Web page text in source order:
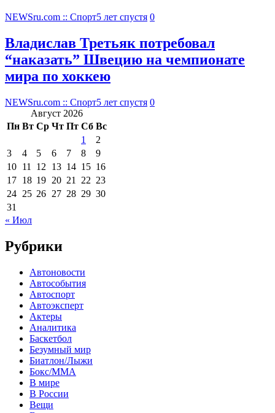
NEWSru.com :: Спорт5 лет спустя 0
Владислав Третьяк потребовал
“наказать” Швецию на чемпионате
мира по хоккею
NEWSru.com :: Спорт5 лет спустя 0
Август 2026
Пн Вт Ср Чт Пт Сб Вс
1
2
3
4 5 6 7 8
9
10 11 12 13 14 15 16
17 18 19 20 21 22 23
24 25 26 27 28 29 30
31
« Июл
Рубрики
Автоновости
Автособытия
Автоспорт
Автоэксперт
Актеры
Аналитика
Баскетбол
Безумный мир
Биатлон/Лыжи
Бокс/MMA
В мире
В России
Вещи